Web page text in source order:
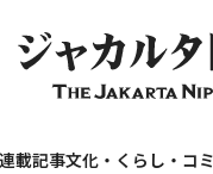
連載記事文化・くらし・コ